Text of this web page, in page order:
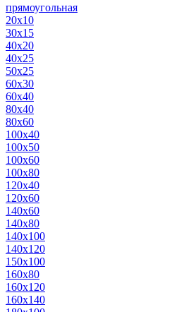
прямоугольная
20х10
30х15
40х20
40х25
50х25
60х30
60х40
80х40
80х60
100х40
100х50
100х60
100х80
120х40
120х60
140х60
140х80
140х100
140х120
150х100
160х80
160х120
160х140